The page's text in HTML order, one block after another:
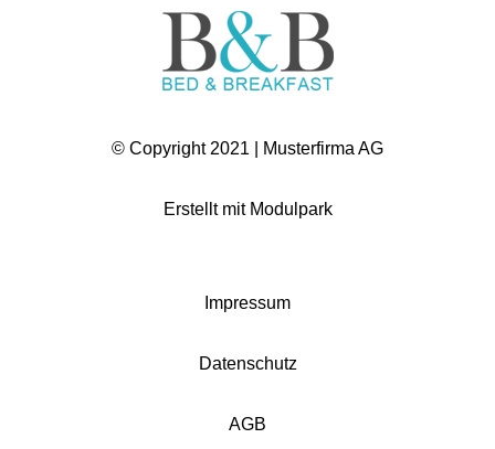
© Copyright 2021 | Musterfirma AG
Erstellt mit Modulpark
Impressum
Datenschutz
AGB